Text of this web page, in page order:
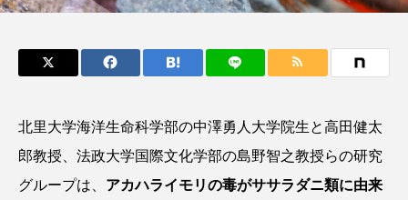
アイナメ アオウオ アオザメ
アオリイカ アカアジ アカカサゴ
北里大学海洋生命科学部の中澤勇人大学院生と高田健太
郎教授、法政大学国際文化学部の島野智之教授らの研究
グループは、 アカハライモリの毒がササラダニ類に由来